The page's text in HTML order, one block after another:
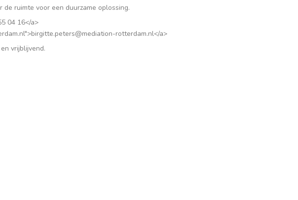
ruimte voor een duurzame oplossing.
04 16</a>
rotterdam.nl</a>
vrijblijvend.